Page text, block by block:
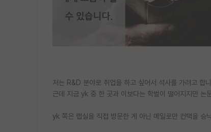
저는 R&D 분야로 취업을 하고 싶어서 석사를 가려고 합
근데 지금 yk 중 한 곳과 이보다는 학벌이 떨어지지만 논
yk 쪽은 랩실을 직접 방문한 게 아닌 메일로만 컨택을 승